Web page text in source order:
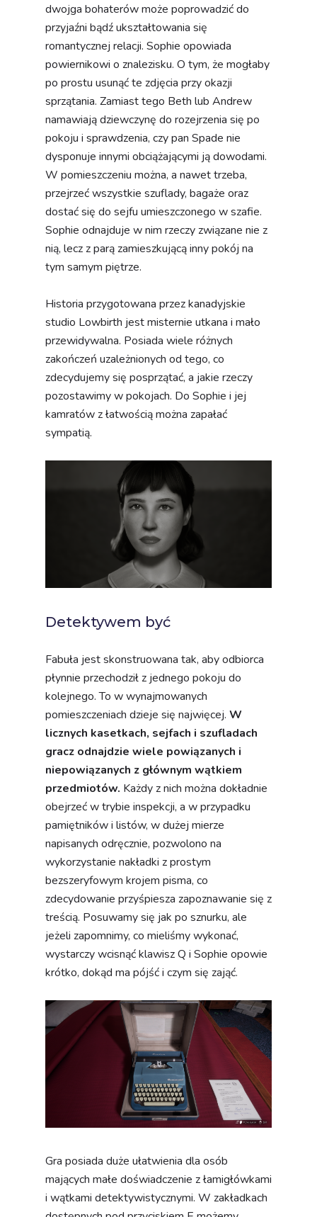
dwojga bohaterów może poprowadzić do
przyjaźni bądź ukształtowania się
romantycznej relacji. Sophie opowiada
powiernikowi o znalezisku. O tym, że mogłaby
po prostu usunąć te zdjęcia przy okazji
sprzątania. Zamiast tego Beth lub Andrew
namawiają dziewczynę do rozejrzenia się po
pokoju i sprawdzenia, czy pan Spade nie
dysponuje innymi obciążającymi ją dowodami.
W pomieszczeniu można, a nawet trzeba,
przejrzeć wszystkie szuflady, bagaże oraz
dostać się do sejfu umieszczonego w szafie.
Sophie odnajduje w nim rzeczy związane nie z
nią, lecz z parą zamieszkującą inny pokój na
tym samym piętrze.
Historia przygotowana przez kanadyjskie
studio Lowbirth jest misternie utkana i mało
przewidywalna. Posiada wiele różnych
zakończeń uzależnionych od tego, co
zdecydujemy się posprzątać, a jakie rzeczy
pozostawimy w pokojach. Do Sophie i jej
kamratów z łatwością można zapałać
sympatią.
Detektywem być
Fabuła jest skonstruowana tak, aby odbiorca
płynnie przechodził z jednego pokoju do
kolejnego. To w wynajmowanych
pomieszczeniach dzieje się najwięcej. W
licznych kasetkach, sejfach i szufladach
gracz odnajdzie wiele powiązanych i
niepowiązanych z głównym wątkiem
przedmiotów. Każdy z nich można dokładnie
obejrzeć w trybie inspekcji, a w przypadku
pamiętników i listów, w dużej mierze
napisanych odręcznie, pozwolono na
wykorzystanie nakładki z prostym
bezszeryfowym krojem pisma, co
zdecydowanie przyśpiesza zapoznawanie się z
treścią. Posuwamy się jak po sznurku, ale
jeżeli zapomnimy, co mieliśmy wykonać,
wystarczy wcisnąć klawisz Q i Sophie opowie
krótko, dokąd ma pójść i czym się zająć.
Gra posiada duże ułatwienia dla osób
mających małe doświadczenie z łamigłówkami
i wątkami detektywistycznymi. W zakładkach